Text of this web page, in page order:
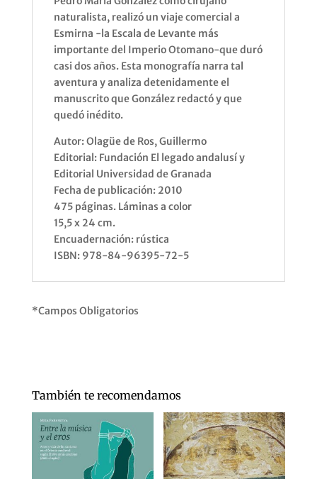
naturalista, realizó un viaje comercial a
Esmirna -la Escala de Levante más
importante del Imperio Otomano-que duró
casi dos años. Esta monografía narra tal
aventura y analiza detenidamente el
manuscrito que González redactó y que
quedó inédito.
Autor: Olagüe de Ros, Guillermo
Editorial: Fundación El legado andalusí y
Editorial Universidad de Granada
Fecha de publicación: 2010
475 páginas. Láminas a color
15,5 x 24 cm.
Encuadernación: rústica
ISBN: 978-84-96395-72-5
*Campos Obligatorios
También te recomendamos